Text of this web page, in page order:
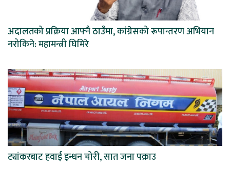
अदालतको प्रक्रिया आफ्नै ठाउँमा, कांग्रेसको रूपान्तरण अभियान
नरोकिने: महामन्त्री घिमिरे
ट्यांकरबाट हवाई इन्धन चोरी, सात जना पक्राउ